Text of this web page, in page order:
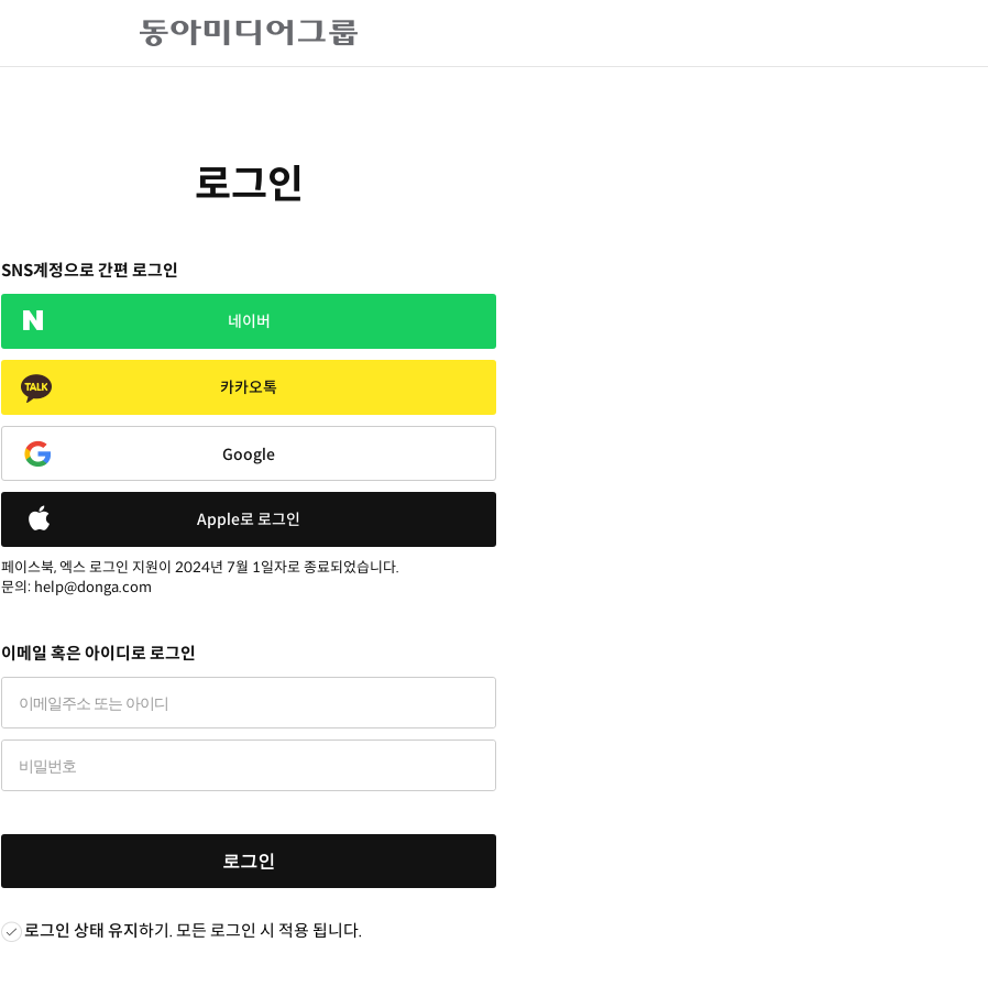
로그인
SNS계정으로 간편 로그인
네이버
카카오톡
Google
Apple로 로그인
페이스북, 엑스 로그인 지원이 2024년 7월 1일자로 종료되었습니다.
문의: help@donga.com
이메일 혹은 아이디로 로그인
로그인
로그인 상태 유지하기. 모든 로그인 시 적용 됩니다.